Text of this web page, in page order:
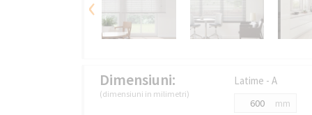
Dimensiuni:
(dimensiuni in milimetri)
Latime - A
mm